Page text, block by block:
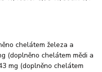
chelátem železa a
(doplněno chelátem mědi a
mg (doplněno chelátem